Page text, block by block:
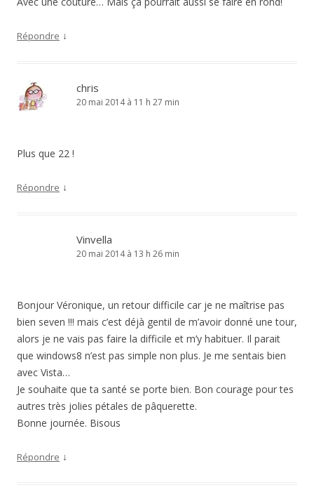
Répondre ↓
chris
20 mai 2014 à 11 h 27 min
Plus que 22 !
Répondre ↓
Vinvella
20 mai 2014 à 13 h 26 min
Bonjour Véronique, un retour difficile car je ne maîtrise pas
bien seven !!! mais c’est déjà gentil de m’avoir donné une tour,
alors je ne vais pas faire la difficile et m’y habituer. Il parait
que windows8 n’est pas simple non plus. Je me sentais bien
avec Vista…
Je souhaite que ta santé se porte bien. Bon courage pour tes
autres très jolies pétales de pâquerette.
Bonne journée. Bisous
Répondre ↓